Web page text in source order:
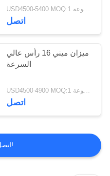
الحجم
USD4500-5400 MOQ:1 مجموعة
اتصل
ميزان ميني 16 رأس عالي
السرعة
USD4500-4900 MOQ:1 مجموعة
اتصل
اتصل بنا!